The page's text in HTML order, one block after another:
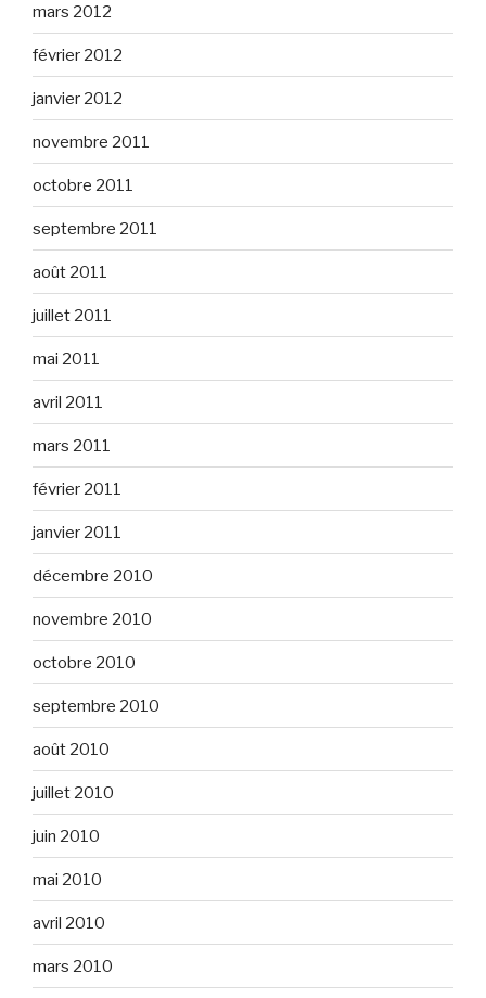
mars 2012
février 2012
janvier 2012
novembre 2011
octobre 2011
septembre 2011
août 2011
juillet 2011
mai 2011
avril 2011
mars 2011
février 2011
janvier 2011
décembre 2010
novembre 2010
octobre 2010
septembre 2010
août 2010
juillet 2010
juin 2010
mai 2010
avril 2010
mars 2010